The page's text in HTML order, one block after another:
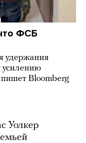
ФСБ
удержания
усилению
пишет Bloomberg
Уолкер